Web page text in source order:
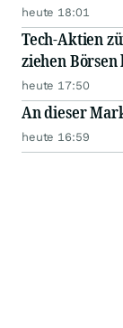
heute 18:01
Tech-Aktien
ziehen Börsen
heute 17:50
An dieser
heute 16:59